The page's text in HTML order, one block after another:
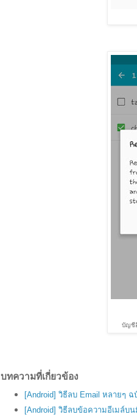
บัญชี
บทความที่เกี่ยวข้อง
[Android] วิธีลบ Email หลายๆ
[Android] วิธีลบข้อความอีเมล์บ